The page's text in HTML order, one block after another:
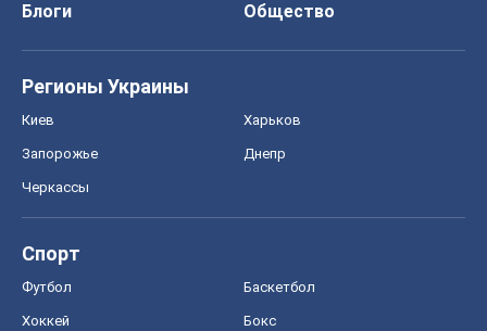
Блоги
Общество
Регионы Украины
Киев Харьков
Запорожье Днепр
Черкассы
Спорт
Футбол Баскетбол
Хоккей Бокс